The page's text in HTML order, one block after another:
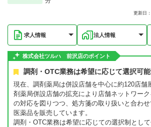
更新日
求人情報 法人情報
株式会社ツルハ 前沢店のポイント
調剤・OTC業務は希望に応じて選択可能
現在、調剤薬局は併設店舗を中心に約120店舗
剤薬局併設店舗の拡充により店舗ネットワー
の対応を図りつつ、処方箋の取り扱いと合わ
医薬品を販売しています。
調剤・OTC業務は希望に応じての選択制として